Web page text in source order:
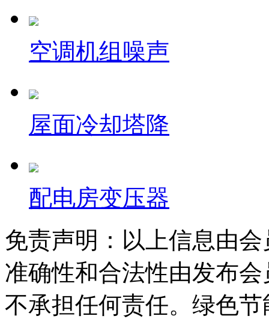
空调机组噪声
屋面冷却塔降
配电房变压器
免责声明：以上信息由
准确性和合法性由发布
不承担任何责任。绿色